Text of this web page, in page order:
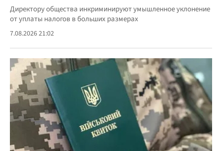
Директору общества инкриминируют умышленное уклонение
от уплаты налогов в больших размерах
7.08.2026 21:02